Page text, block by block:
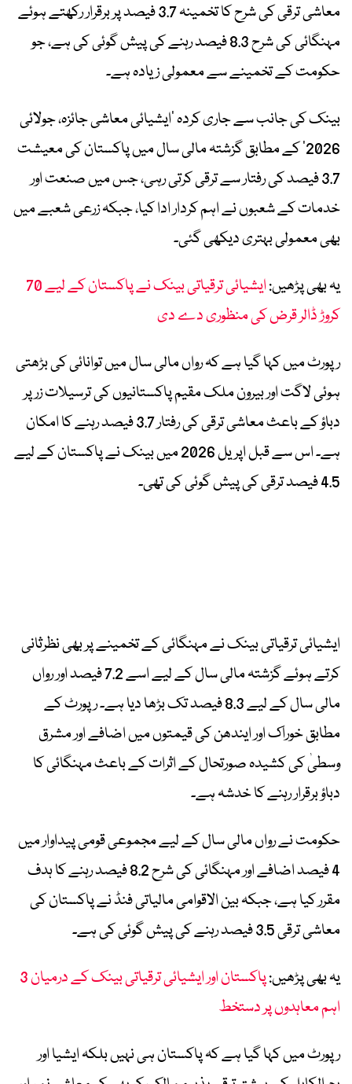
معاشی ترقی کی شرح کا تخمینہ 3.7 فیصد پر برقرار رکھتے ہوئے
مہنگائی کی شرح 8.3 فیصد رہنے کی پیش گوئی کی ہے، جو
حکومت کے تخمینے سے معمولی زیادہ ہے۔
بینک کی جانب سے جاری کردہ ‘ایشیائی معاشی جائزہ، جولائی
2026’ کے مطابق گزشتہ مالی سال میں پاکستان کی معیشت
3.7 فیصد کی رفتار سے ترقی کرتی رہی، جس میں صنعت اور
خدمات کے شعبوں نے اہم کردار ادا کیا، جبکہ زرعی شعبے میں
بھی معمولی بہتری دیکھی گئی۔
یہ بھی پڑھیں:
ایشیائی ترقیاتی بینک نے پاکستان کے لیے 70
کروڑ ڈالر قرض کی منظوری دے دی
رپورٹ میں کہا گیا ہے کہ رواں مالی سال میں توانائی کی بڑھتی
ہوئی لاگت اور بیرون ملک مقیم پاکستانیوں کی ترسیلات زر پر
دباؤ کے باعث معاشی ترقی کی رفتار 3.7 فیصد رہنے کا امکان
ہے۔ اس سے قبل اپریل 2026 میں بینک نے پاکستان کے لیے
4.5 فیصد ترقی کی پیش گوئی کی تھی۔
ایشیائی ترقیاتی بینک نے مہنگائی کے تخمینے پر بھی نظرثانی
کرتے ہوئے گزشتہ مالی سال کے لیے اسے 7.2 فیصد اور رواں
مالی سال کے لیے 8.3 فیصد تک بڑھا دیا ہے۔ رپورٹ کے
مطابق خوراک اور ایندھن کی قیمتوں میں اضافے اور مشرق
وسطیٰ کی کشیدہ صورتحال کے اثرات کے باعث مہنگائی کا
دباؤ برقرار رہنے کا خدشہ ہے۔
حکومت نے رواں مالی سال کے لیے مجموعی قومی پیداوار میں
4 فیصد اضافے اور مہنگائی کی شرح 8.2 فیصد رہنے کا ہدف
مقرر کیا ہے، جبکہ بین الاقوامی مالیاتی فنڈ نے پاکستان کی
معاشی ترقی 3.5 فیصد رہنے کی پیش گوئی کی ہے۔
یہ بھی پڑھیں:
پاکستان اور ایشیائی ترقیاتی بینک کے درمیان 3
اہم معاہدوں پر دستخط
رپورٹ میں کہا گیا ہے کہ پاکستان ہی نہیں بلکہ ایشیا اور